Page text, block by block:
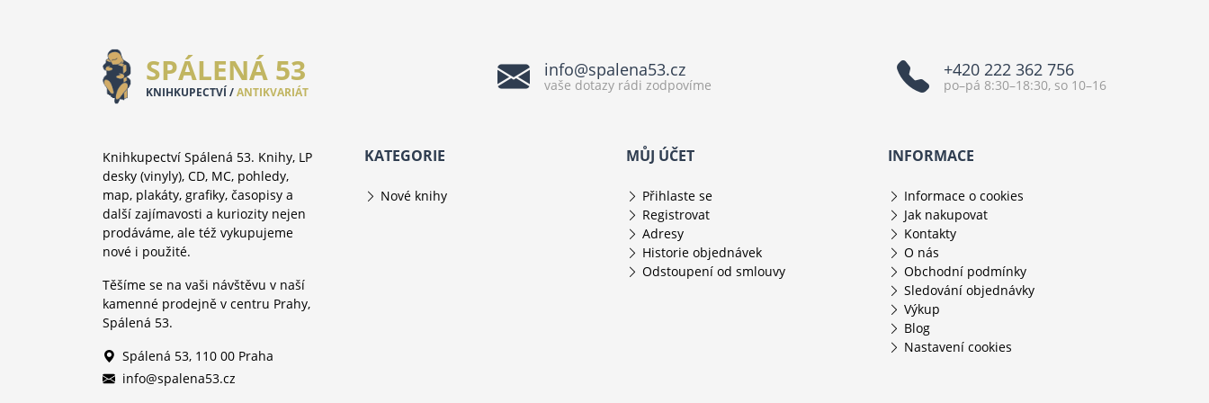
SPÁLENÁ 53
KNIHKUPECTVÍ /ANTIKVARIÁT
info@spalena53.cz
vaše dotazy rádi zodpovíme
+420 222 362 756
po–pá 8:30–18:30, so 10–16
Knihkupectví Spálená 53. Knihy, LP
desky (vinyly), CD, MC, pohledy,
map, plakáty, grafiky, časopisy a
další zajímavosti a kuriozity nejen
prodáváme, ale též vykupujeme
nové i použité.
Těšíme se na vaši návštěvu v naší
kamenné prodejně v centru Prahy,
Spálená 53.
Spálená 53, 110 00 Praha
info@spalena53.cz
KATEGORIE
Nové knihy
MŮJ ÚČET
Přihlaste se
Registrovat
Adresy
Historie objednávek
Odstoupení od smlouvy
INFORMACE
Informace o cookies
Jak nakupovat
Kontakty
O nás
Obchodní podmínky
Sledování objednávky
Výkup
Blog
Nastavení cookies